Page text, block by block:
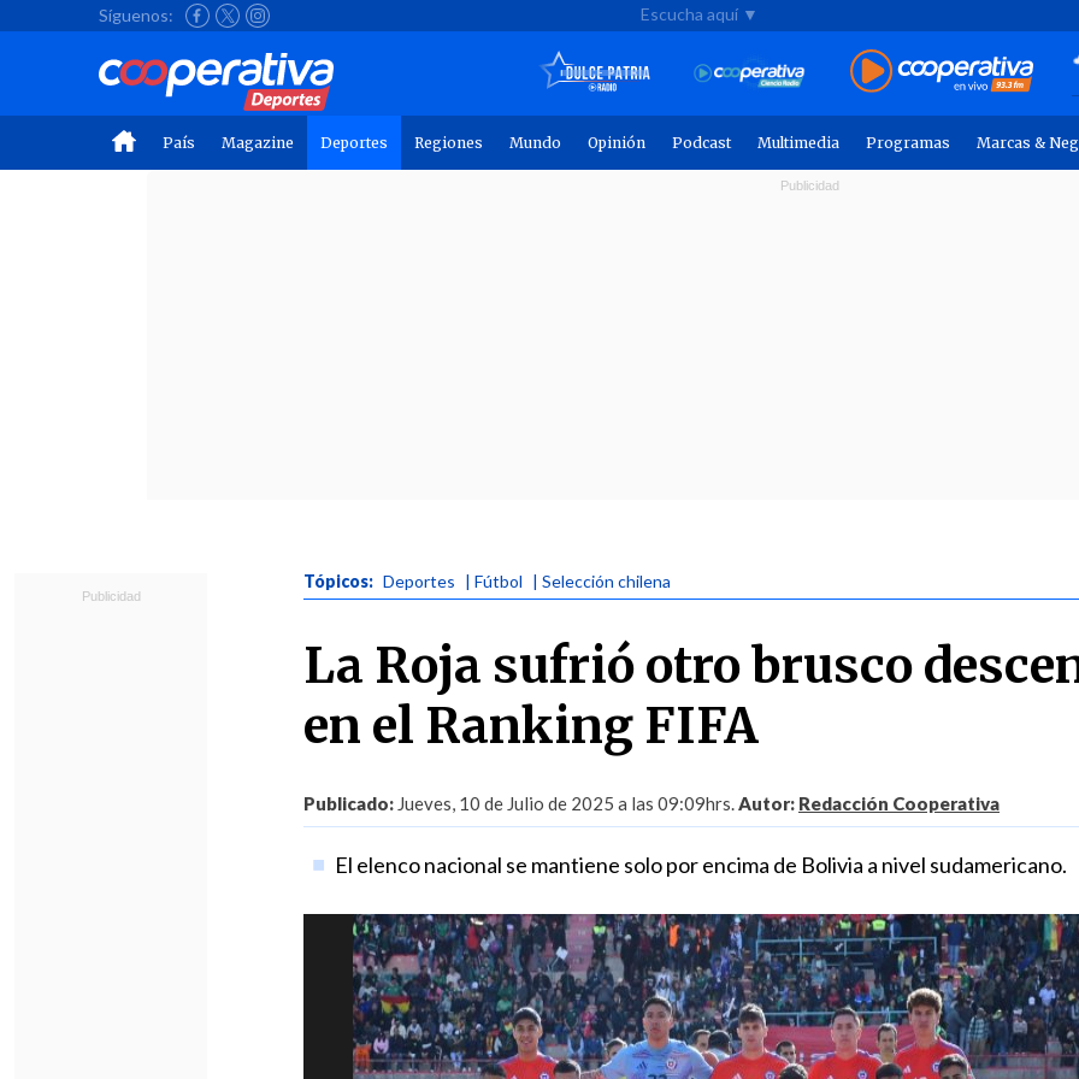
Síguenos: Escucha aquí ▼
País Magazine Deportes Regiones Mundo Opinión Podcast Multimedia Programas Marcas &
Tópicos: Deportes | Fútbol | Selección chilena
La Roja sufrió otro brusco
en el Ranking FIFA
Publicado: Jueves, 10 de Julio de 2025 a las 09:09hrs.Autor: Redacción Cooperativa
El elenco nacional se mantiene solo por encima de Bolivia a nivel sudamericano.